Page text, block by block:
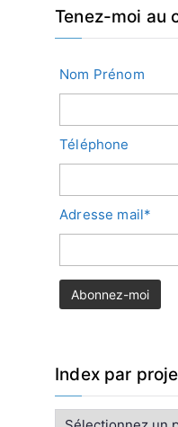
Tenez-moi au
Nom Prénom
Téléphone
Adresse mail*
Index par